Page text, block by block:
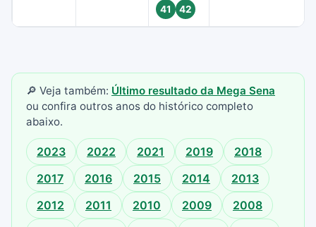
41
42
🔎 Veja também: Último resultado da Mega Sena
ou confira outros anos do histórico completo
abaixo.
2023 2022 2021 2019
2018
2017
2016 2015 2014
2013
2012
2011 2010 2009
2008